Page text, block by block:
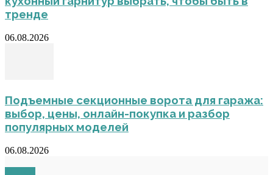
тренде
06.08.2026
Подъемные секционные ворота для гаража:
выбор, цены, онлайн-покупка и разбор
популярных моделей
06.08.2026